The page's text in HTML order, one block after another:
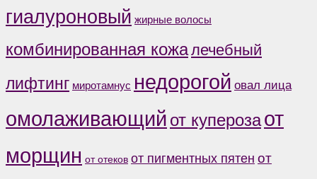
гиалуроновый жирные волосы
комбинированная кожалечебный
лифтинг миротамнус недорогой овал лица
омолаживающий от куперозаот
морщин от отеков от пигментных пятен от